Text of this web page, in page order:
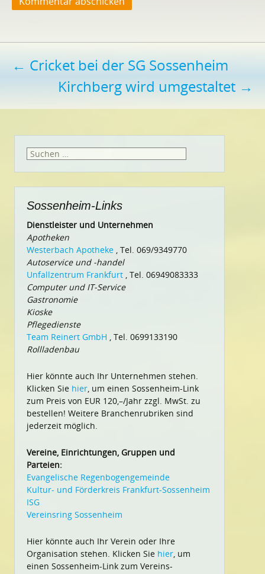
Beitragsnavigation
← Cricket bei der SG Sossenheim
Kirchberg wird umgestaltet →
Suchen
Sossenheim-Links
Dienstleister und Unternehmen
Apotheken
Westerbach Apotheke , Tel. 069/9349770
Autoservice und -handel
Unfallzentrum Frankfurt , Tel. 06949083333
Computer und IT-Service
Gastronomie
Kioske
Pflegedienste
Team Reinert GmbH , Tel. 0699133190
Rollladenbau
Hier könnte auch Ihr Unternehmen stehen.
Klicken Sie hier, um einen Sossenheim-Link
zum Preis von EUR 120,–/Jahr zzgl. MwSt. zu
bestellen! Weitere Branchenrubriken sind
jederzeit möglich.
Vereine, Einrichtungen, Gruppen und
Parteien:
Evangelische Regenbogengemeinde
Kultur- und Förderkreis Frankfurt-Sossenheim
ISG
Vereinsring Sossenheim
Hier könnte auch Ihr Verein oder Ihre
Organisation stehen. Klicken Sie hier, um
einen Sossenheim-Link zum Vereins-